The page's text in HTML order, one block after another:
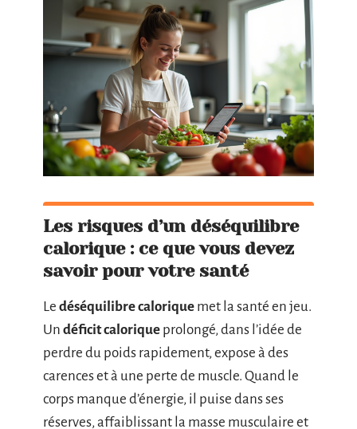
Les risques d’un déséquilibre
calorique : ce que vous devez
savoir pour votre santé
Le déséquilibre calorique met la santé en jeu.
Un déficit calorique prolongé, dans l’idée de
perdre du poids rapidement, expose à des
carences et à une perte de muscle. Quand le
corps manque d’énergie, il puise dans ses
réserves, affaiblissant la masse musculaire et